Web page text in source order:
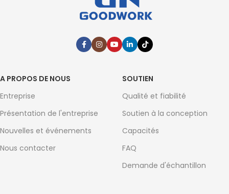
A PROPOS DE NOUS
Entreprise
Présentation de l'entreprise
Nouvelles et événements
Nous contacter
SOUTIEN
Qualité et fiabilité
Soutien à la conception
Capacités
FAQ
Demande d'échantillon